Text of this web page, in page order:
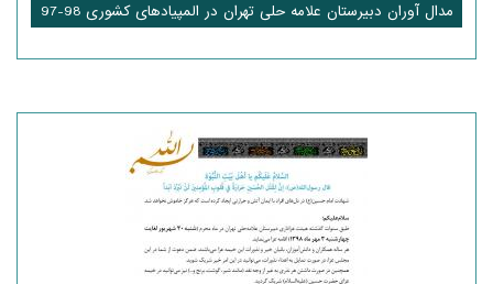
مدال آوران دبیرستان علامه حلی تهران در المپیادهای کشوری 98-97